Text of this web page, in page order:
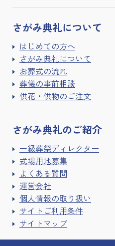
さがみ典礼について
はじめての方へ
さがみ典礼について
お葬式の流れ
葬儀の事前相談
供花・供物のご注文
さがみ典礼のご紹介
一級葬祭ディレクター
式場用地募集
よくある質問
運営会社
個人情報の取り扱い
サイトご利用条件
サイトマップ